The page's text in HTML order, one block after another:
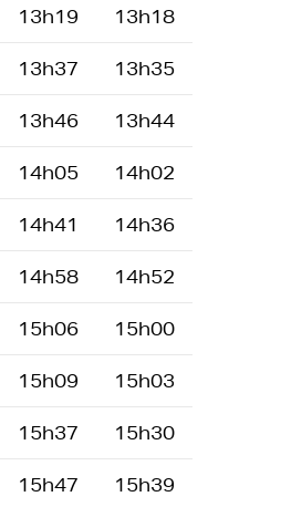
13h19 13h18
13h37 13h35
13h46 13h44
14h05 14h02
14h41 14h36
14h58 14h52
15h06 15h00
15h09 15h03
15h37 15h30
15h47 15h39